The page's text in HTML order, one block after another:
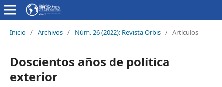
Inicio / Archivos / Núm. 26 (2022): Revista Orbis / Artículos
Doscientos años de política
exterior